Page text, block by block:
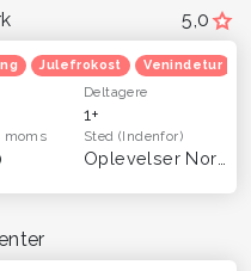
5,0
Julefrokost Venindetur
Deltagere
1+
moms Sted(Indenfor)